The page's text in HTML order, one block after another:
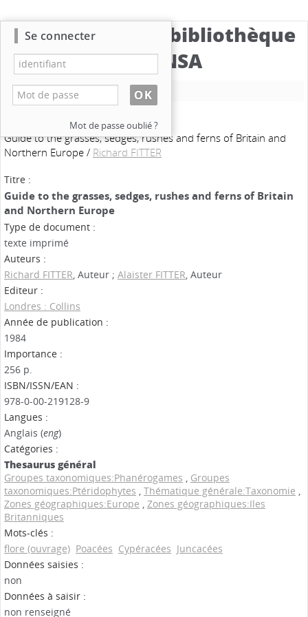
Catalogue de la bibliothèque
du CBNSA
Nouvelle recherche
Guide to the grasses, sedges, rushes and ferns of Britain and
Northern Europe/ Richard FITTER
Titre :
Guide to the grasses, sedges, rushes and ferns of Britain
and Northern Europe
Type de document :
texte imprimé
Auteurs :
Richard FITTER, Auteur ; Alaister FITTER, Auteur
Editeur :
Londres : Collins
Année de publication :
1984
Importance :
256 p.
ISBN/ISSN/EAN :
978-0-00-219128-9
Langues :
Anglais (eng)
Catégories :
Thesaurus général
Groupes taxonomiques:Phanérogames , Groupes
taxonomiques:Ptéridophytes , Thématique générale:Taxonomie ,
Zones géographiques:Europe , Zones géographiques:Iles
Britanniques
Mots-clés :
flore (ouvrage) Poacées Cypéracées Juncacées
Données saisies :
non
Données à saisir :
non renseigné
Se connecter
Mot de passe oublié ?